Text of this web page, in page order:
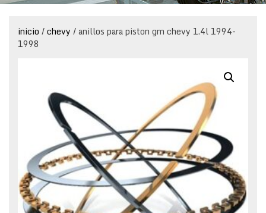
inicio /chevy / anillos para piston gm chevy 1.4l 1994-
1998